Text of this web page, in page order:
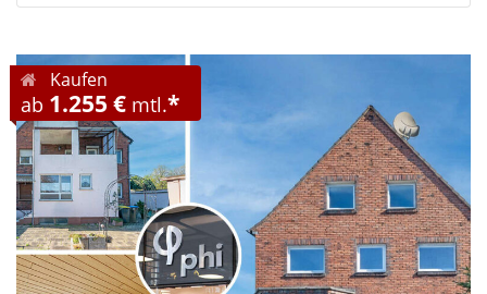
Kaufen
ab 1.255 € mtl.*